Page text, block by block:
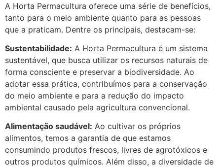
A Horta Permacultura oferece uma série de benefícios,
tanto para o meio ambiente quanto para as pessoas
que a praticam. Dentre os principais, destacam-se:
Sustentabilidade: A Horta Permacultura é um sistema
sustentável, que busca utilizar os recursos naturais de
forma consciente e preservar a biodiversidade. Ao
adotar essa prática, contribuímos para a conservação
do meio ambiente e para a redução do impacto
ambiental causado pela agricultura convencional.
Alimentação saudável: Ao cultivar os próprios
alimentos, temos a garantia de que estamos
consumindo produtos frescos, livres de agrotóxicos e
outros produtos químicos. Além disso, a diversidade de